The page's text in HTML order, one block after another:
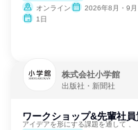
オンライン
2026年8月・9
1日
株式会社小学館
出版社・新聞社
ワークショップ&先輩社
アイデアを形にする課題を通して 、